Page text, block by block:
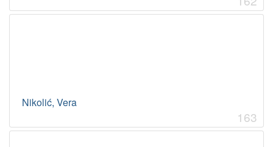
Nikolić, Vera
163